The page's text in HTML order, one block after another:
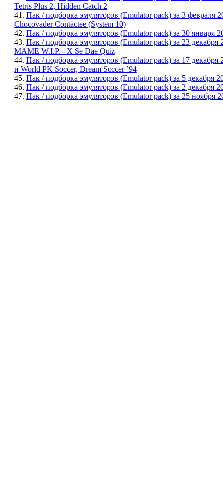
Tetris Plus 2, Hidden Catch 2
41. Пак / подборка эмуляторов (Emulator pack) за 3
Chocovader Contactee (System 10)
42. Пак / подборка эмуляторов (Emulator pack) за 30
43. Пак / подборка эмуляторов (Emulator pack) за 23
MAME W.I.P. - X Se Dae Quiz
44. Пак / подборка эмуляторов (Emulator pack) за 17
и World PK Soccer, Dream Soccer ’94
45. Пак / подборка эмуляторов (Emulator pack) за 5 декабря
46. Пак / подборка эмуляторов (Emulator pack) за 2
47. Пак / подборка эмуляторов (Emulator pack) за 25